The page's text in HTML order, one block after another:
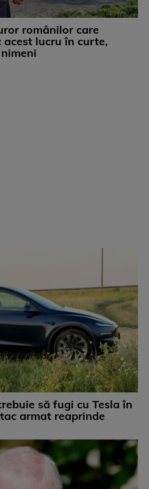
românilor care
acest lucru în curte,
să fugi cu Tesla în
armat reaprinde